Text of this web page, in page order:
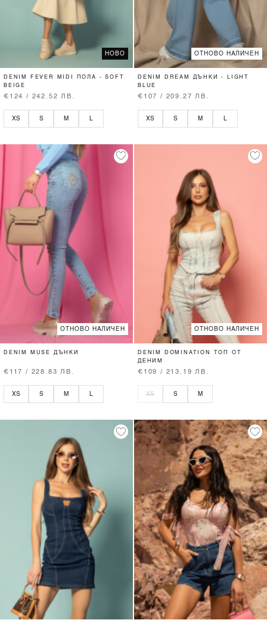
НОВО
DENIM FEVER MIDI ПОЛА - SOFT
BEIGE
€124 / 242.52 ЛВ.
XS S M
ОТНОВО НАЛИЧЕН
DENIM DREAM ДЪНКИ - LIGHT
BLUE
€107 / 209.27 ЛВ.
XS S M
ОТНОВО НАЛИЧЕН
DENIM MUSE ДЪНКИ
€117 / 228.83 ЛВ.
XS S M L
ОТНОВО НАЛИЧЕН
DENIM DOMINATION ТОП ОТ
ДЕНИМ
€109 / 213.19 ЛВ.
XS S M